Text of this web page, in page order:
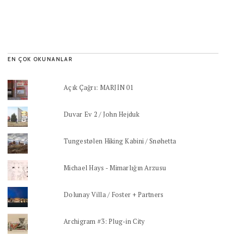
EN ÇOK OKUNANLAR
Açık Çağrı: MARJİN 01
Duvar Ev 2 / John Hejduk
Tungestølen Hiking Kabini / Snøhetta
Michael Hays - Mimarlığın Arzusu
Dolunay Villa / Foster + Partners
Archigram #3: Plug-in City